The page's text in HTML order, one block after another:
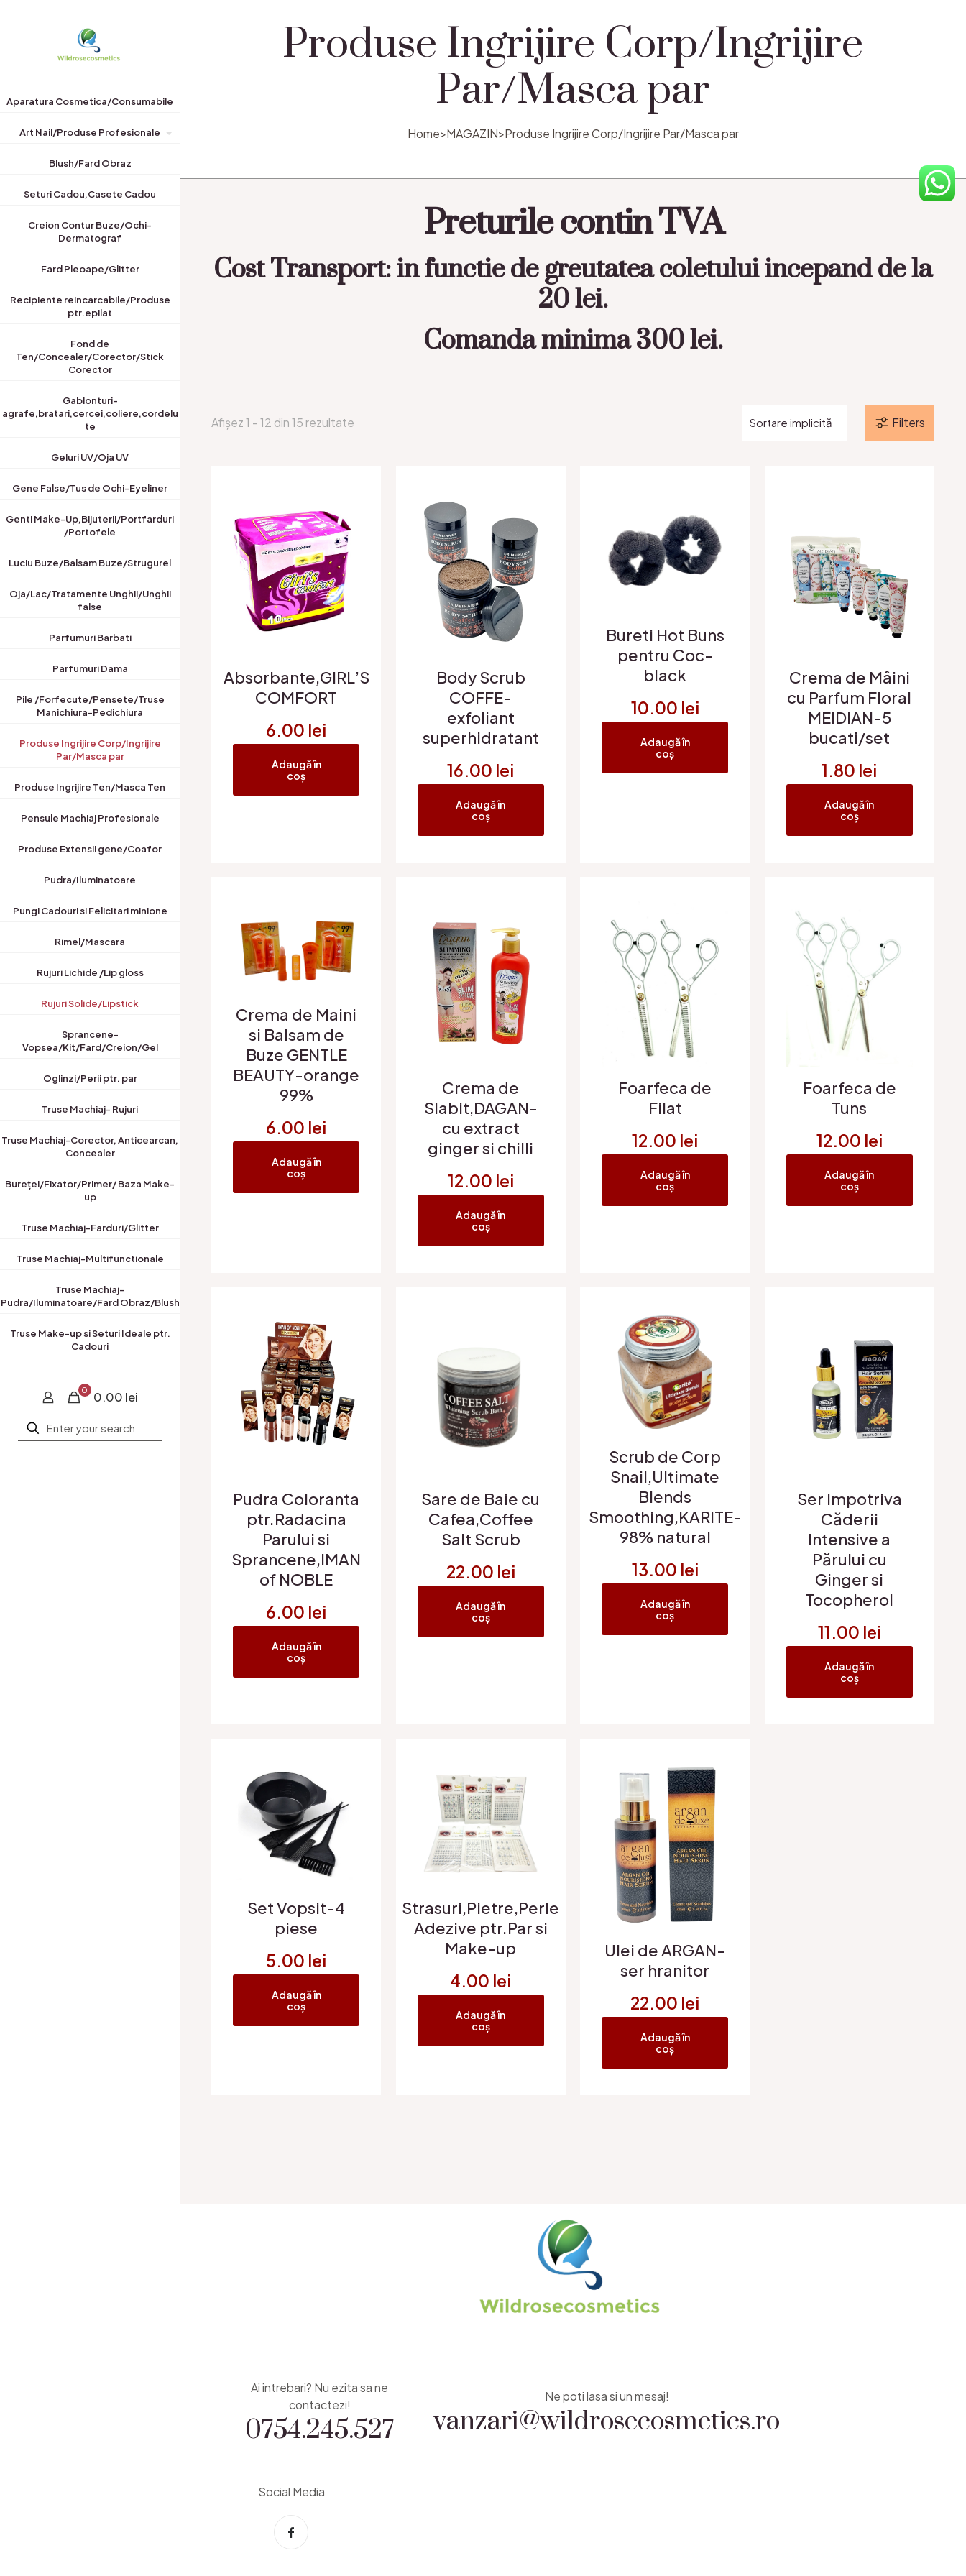
Aparatura Cosmetica/Consumabile
Art Nail/Produse Profesionale
Blush/Fard Obraz
Seturi Cadou,Casete Cadou
Creion Contur Buze/Ochi-
Dermatograf
Fard Pleoape/Glitter
Recipiente reincarcabile/Produse
ptr.epilat
Fond de
Ten/Concealer/Corector/Stick
Corector
Gablonturi-
agrafe,bratari,cercei,coliere,cordelu
te
Geluri UV/Oja UV
Gene False/Tus de Ochi-Eyeliner
Genti Make-Up,Bijuterii/Portfarduri
/Portofele
Luciu Buze/Balsam Buze/Strugurel
Oja/Lac/Tratamente Unghii/Unghii
false
Parfumuri Barbati
Parfumuri Dama
Pile /Forfecute/Pensete/Truse
Manichiura-Pedichiura
Produse Ingrijire Corp/Ingrijire
Par/Masca par
Produse Ingrijire Ten/Masca Ten
Pensule Machiaj Profesionale
Produse Extensii gene/Coafor
Pudra/Iluminatoare
Pungi Cadouri si Felicitari minione
Rimel/Mascara
Rujuri Lichide /Lip gloss
Rujuri Solide/Lipstick
Sprancene-
Vopsea/Kit/Fard/Creion/Gel
Oglinzi/Perii ptr. par
Truse Machiaj- Rujuri
Truse Machiaj-Corector, Anticearcan,
Concealer
Bureței/Fixator/Primer/ Baza Make-
up
Truse Machiaj-Farduri/Glitter
Truse Machiaj-Multifunctionale
Truse Machiaj-
Pudra/Iluminatoare/Fard Obraz/Blush
Truse Make-up si Seturi Ideale ptr.
Cadouri
0 0.00 lei
Produse Ingrijire Corp/Ingrijire
Par/Masca par
Home>MAGAZIN>Produse Ingrijire Corp/Ingrijire Par/Masca par
Preturile contin TVA
Cost Transport: in functie de greutatea coletului incepand de la
20 lei.
Comanda minima 300 lei.
Afișez 1 - 12 din 15 rezultate Filters
Absorbante,GIRL’S
COMFORT
6.00 lei
Adaugă în
coș
Body Scrub
COFFE-
exfoliant
superhidratant
16.00 lei
Adaugă în
coș
Bureti Hot Buns
pentru Coc-
black
10.00 lei
Adaugă în
coș
Crema de Mâini
cu Parfum Floral
MEIDIAN-5
bucati/set
1.80 lei
Adaugă în
coș
Crema de Maini
si Balsam de
Buze GENTLE
BEAUTY-orange
99%
6.00 lei
Adaugă în
coș
Crema de
Slabit,DAGAN-
cu extract
ginger si chilli
12.00 lei
Adaugă în
coș
Foarfeca de
Filat
12.00 lei
Adaugă în
coș
Foarfeca de
Tuns
12.00 lei
Adaugă în
coș
Pudra Coloranta
ptr.Radacina
Parului si
Sprancene,IMAN
of NOBLE
6.00 lei
Adaugă în
coș
Sare de Baie cu
Cafea,Coffee
Salt Scrub
22.00 lei
Adaugă în
coș
Scrub de Corp
Snail,Ultimate
Blends
Smoothing,KARITE-
98% natural
13.00 lei
Adaugă în
coș
Ser Impotriva
Căderii
Intensive a
Părului cu
Ginger si
Tocopherol
11.00 lei
Adaugă în
coș
Set Vopsit-4
piese
5.00 lei
Adaugă în
coș
Strasuri,Pietre,Perle
Adezive ptr.Par si
Make-up
4.00 lei
Adaugă în
coș
Ulei de ARGAN-
ser hranitor
22.00 lei
Adaugă în
coș
0754.245.527
Ai intrebari? Nu ezita sa ne
contactezi!
vanzari@wildrosecosmetics.ro
Ne poti lasa si un mesaj!
Social Media